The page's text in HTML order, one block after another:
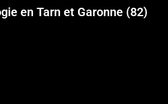
en Tarn et Garonne (82)